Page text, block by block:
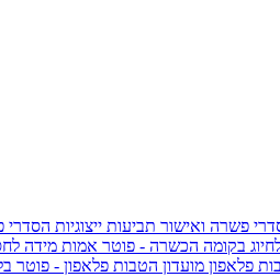
פשרה ואישור תביעות ייצוגיות הסדרי
בקומה הכשרה - פוטר אמות מידה
פלאפון מועדון הטבות פלאפון - פוטר